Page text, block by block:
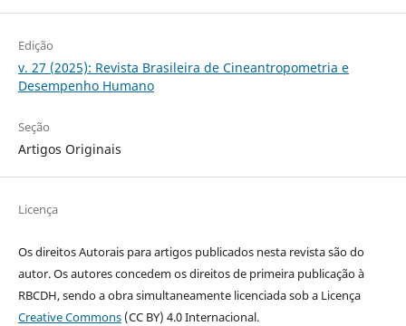
Edição
v. 27 (2025): Revista Brasileira de Cineantropometria e
Desempenho Humano
Seção
Artigos Originais
Licença
Os direitos Autorais para artigos publicados nesta revista são do
autor. Os autores concedem os direitos de primeira publicação à
RBCDH, sendo a obra simultaneamente licenciada sob a Licença
Creative Commons(CC BY) 4.0 Internacional.